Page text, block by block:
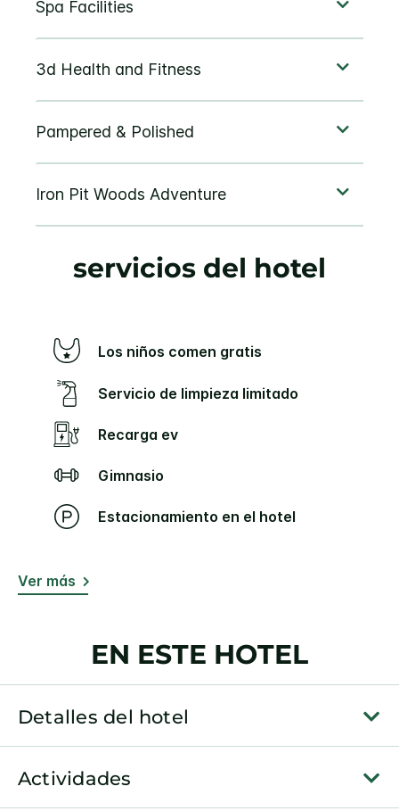
servicios del hotel
Los niños comen gratis
Servicio de limpieza limitado
Recarga ev
Gimnasio
Estacionamiento en el hotel
Ver más
EN ESTE HOTEL
Detalles del hotel
Actividades